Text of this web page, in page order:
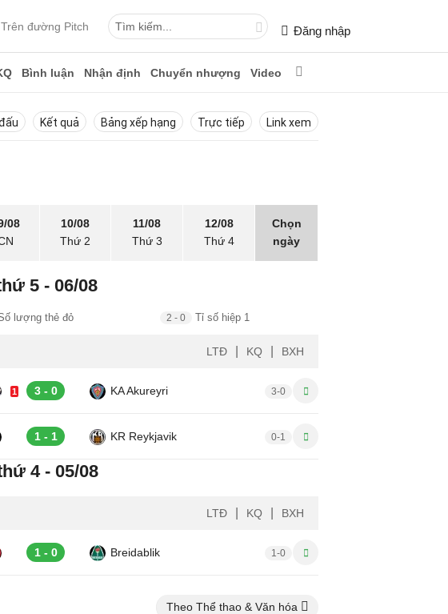
Trên đường Pitch Đăng nhập
Bình luận Nhận định Chuyển nhượng Video
Kết quả Bảng xếp hạng Trực tiếp Link xem
08
10/08
Thứ 2
11/08
Thứ 3
12/08
Thứ 4
Chọn
ngày
5 - 06/08
lượng thẻ đỏ 2 - 0 Tỉ số hiệp 1
LTĐ KQ BXH
1 3 - 0 KA Akureyri 3-0
1 - 1 KR Reykjavik 0-1
4 - 05/08
LTĐ KQ BXH
1 - 0 Breidablik 1-0
Theo Thể thao & Văn hóa